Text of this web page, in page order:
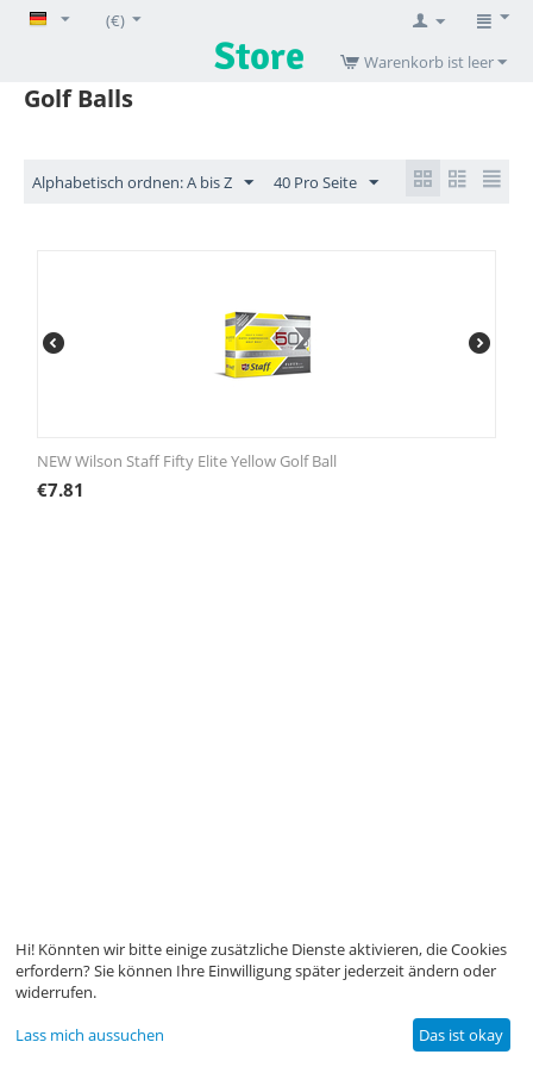
(€)
Warenkorb ist leer
Golf Balls
Alphabetisch ordnen: A bis Z 40 Pro Seite
NEW Wilson Staff Fifty Elite Yellow Golf Ball
€7.81
Hi! Könnten wir bitte einige zusätzliche Dienste aktivieren, die Cookies
erfordern? Sie können Ihre Einwilligung später jederzeit ändern oder
widerrufen.
Lass mich aussuchen Das ist okay